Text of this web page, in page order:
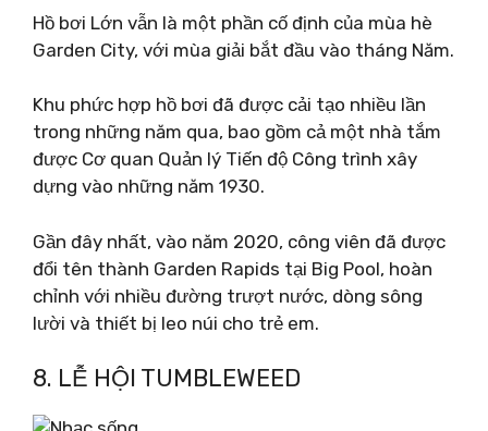
Hồ bơi Lớn vẫn là một phần cố định của mùa hè
Garden City, với mùa giải bắt đầu vào tháng Năm.
Khu phức hợp hồ bơi đã được cải tạo nhiều lần
trong những năm qua, bao gồm cả một nhà tắm
được Cơ quan Quản lý Tiến độ Công trình xây
dựng vào những năm 1930.
Gần đây nhất, vào năm 2020, công viên đã được
đổi tên thành Garden Rapids tại Big Pool, hoàn
chỉnh với nhiều đường trượt nước, dòng sông
lười và thiết bị leo núi cho trẻ em.
8. LỄ HỘI TUMBLEWEED